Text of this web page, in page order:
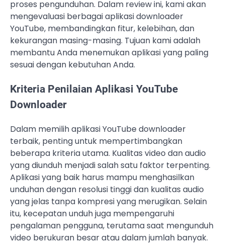
proses pengunduhan. Dalam review ini, kami akan
mengevaluasi berbagai aplikasi downloader
YouTube, membandingkan fitur, kelebihan, dan
kekurangan masing-masing. Tujuan kami adalah
membantu Anda menemukan aplikasi yang paling
sesuai dengan kebutuhan Anda.
Kriteria Penilaian Aplikasi YouTube
Downloader
Dalam memilih aplikasi YouTube downloader
terbaik, penting untuk mempertimbangkan
beberapa kriteria utama. Kualitas video dan audio
yang diunduh menjadi salah satu faktor terpenting.
Aplikasi yang baik harus mampu menghasilkan
unduhan dengan resolusi tinggi dan kualitas audio
yang jelas tanpa kompresi yang merugikan. Selain
itu, kecepatan unduh juga mempengaruhi
pengalaman pengguna, terutama saat mengunduh
video berukuran besar atau dalam jumlah banyak.